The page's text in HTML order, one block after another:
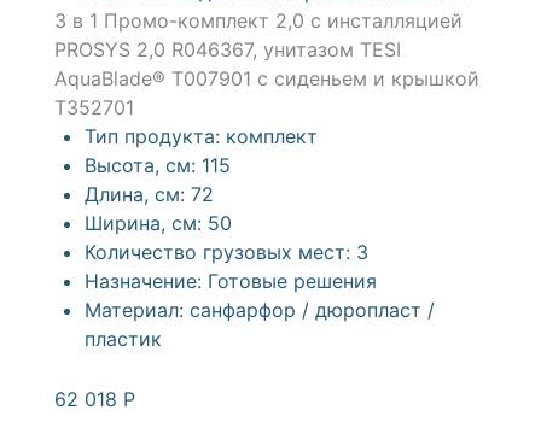
3 в 1 Промо-комплект 2,0 с инсталляцией
PROSYS 2,0 R046367, унитазом TESI
AquaBlade® T007901 с сиденьем и крышкой
T352701
Тип продукта: комплект
Высота, см: 115
Длина, см: 72
Ширина, см: 50
Количество грузовых мест: 3
Назначение: Готовые решения
Материал: санфарфор / дюропласт /
пластик
62 018 Р